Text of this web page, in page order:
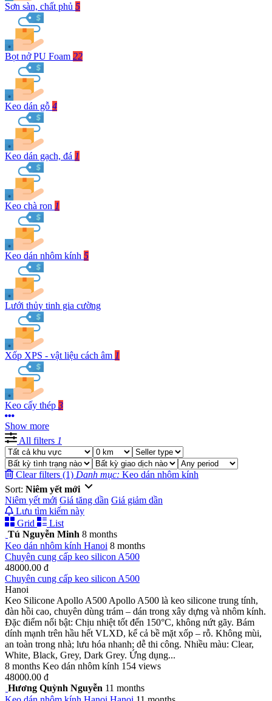
Sơn sàn, chất phủ 5
Bọt nở PU Foam 22
Keo dán gỗ 4
Keo dán gạch, đá 1
Keo chà ron 1
Keo dán nhôm kính 5
Lưới thủy tinh gia cường
Xốp XPS - vật liệu cách âm 1
Keo cấy thép 3
Show more
All filters 1
Clear filters (1) Danh mục: Keo dán nhôm kính
Sort: Niêm yết mới
Niêm yết mới Giá tăng dần Giá giảm dần
Lưu tìm kiếm này
Grid
List
Tú Nguyễn Minh 8 months
Keo dán nhôm kính Hanoi 8 months
Chuyên cung cấp keo silicon A500
48000.00 đ
Chuyên cung cấp keo silicon A500
Hanoi
Keo Silicone Apollo A500 Apollo A500 là keo silicone trung tính,
đàn hồi cao, chuyên dùng trám – dán trong xây dựng và nhôm kính.
Đặc điểm nổi bật: Chịu nhiệt tốt đến 150°C, không nứt gãy. Bám
dính mạnh trên hầu hết VLXD, kể cả bề mặt xốp – rỗ. Không mùi,
an toàn trong nhà; lưu hóa nhanh; dễ thi công. Nhiều màu: Clear,
White, Black, Grey, Dark Grey. Ứng dụng...
8 months Keo dán nhôm kính 154 views
48000.00 đ
Hương Quỳnh Nguyễn 11 months